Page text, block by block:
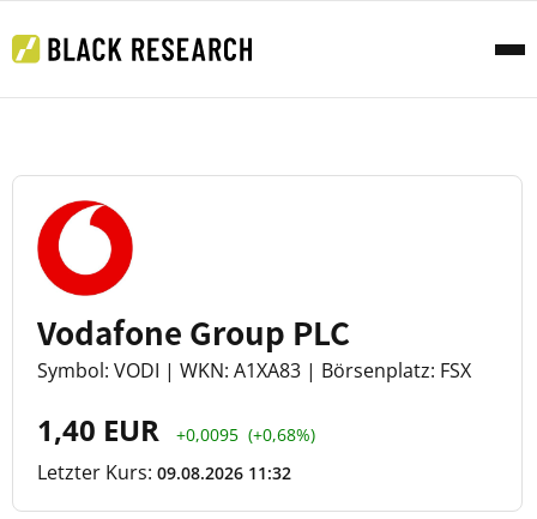
Vodafone Group PLC
Symbol: VODI | WKN: A1XA83 | Börsenplatz: FSX
1,40 EUR +0,0095 (+0,68%)
Letzter Kurs: 09.08.2026 11:32